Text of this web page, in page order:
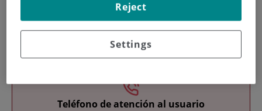
Teléfono de atención al usuario
Settings
Reject